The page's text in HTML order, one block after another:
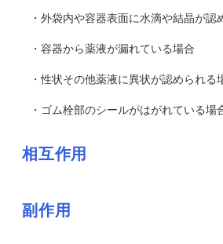
・外袋内や容器表面に水滴や結晶が認
・容器から薬液が漏れている場合
・性状その他薬液に異状が認められる
・ゴム栓部のシールがはがれている場
相互作用
副作用